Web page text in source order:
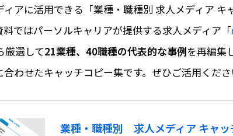
アに活用できる「業種・職種別 求人メディア キ
料ではパーソルキャリアが提供する求人メディア「
厳選して21業種、40職種の代表的な事例を再編集
わせたキャッチコピー集です。ぜひご活用くださ
業種・職種別 求人メディア キャッ